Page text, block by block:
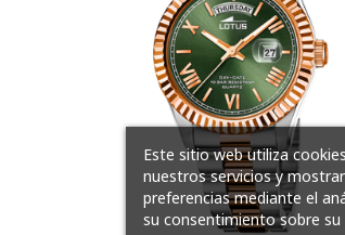
Este sitio web utiliza
nuestros servicios y
preferencias mediante el
su consentimiento sobre